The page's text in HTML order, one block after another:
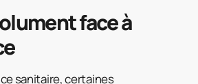
face à
sanitaire, certaines